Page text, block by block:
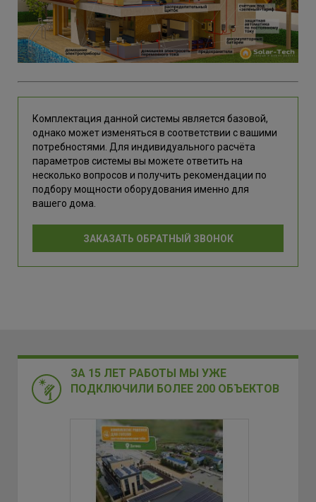
Комплектация данной системы является базовой,
однако может изменяться в соответствии с вашими
потребностями. Для индивидуального расчёта
параметров системы вы можете ответить на
несколько вопросов и получить рекомендации по
подбору мощности оборудования именно для
вашего дома.
ЗАКАЗАТЬ ОБРАТНЫЙ ЗВОНОК
ЗА 15 ЛЕТ РАБОТЫ МЫ УЖЕ
ПОДКЛЮЧИЛИ БОЛЕЕ 200 ОБЪЕКТОВ